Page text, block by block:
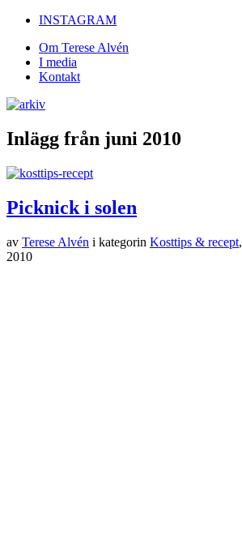
INSTAGRAM
Om Terese Alvén
I media
Kontakt
Inlägg från juni 2010
Picknick i solen
av Terese Alvén i kategorin Kosttips & recept,
2010